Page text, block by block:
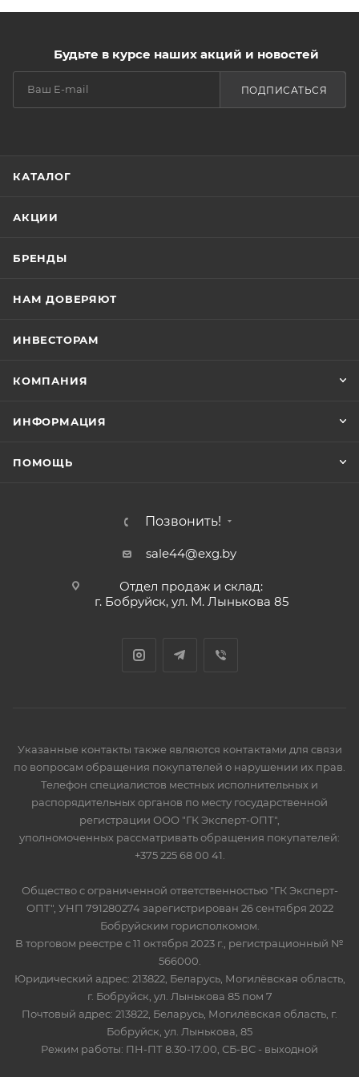
Будьте в курсе наших акций и новостей
ПОДПИСАТЬСЯ
КАТАЛОГ
АКЦИИ
БРЕНДЫ
НАМ ДОВЕРЯЮТ
ИНВЕСТОРАМ
КОМПАНИЯ
ИНФОРМАЦИЯ
ПОМОЩЬ
Позвонить!
sale44@exg.by
Отдел продаж и склад:
г. Бобруйск, ул. М. Лынькова 85
Указанные контакты также являются контактами для связи
по вопросам обращения покупателей о нарушении их прав.
Телефон специалистов местных исполнительных и
распорядительных органов по месту государственной
регистрации ООО "ГК Эксперт-ОПТ",
уполномоченных рассматривать обращения покупателей:
+375 225 68 00 41.
Общество с ограниченной ответственностью "ГК Эксперт-
ОПТ", УНП 791280274 зарегистрирован 26 сентября 2022
Бобруйским горисполкомом.
В торговом реестре с 11 октября 2023 г., регистрационный №
566000.
Юридический адрес: 213822, Беларусь, Могилёвская область,
г. Бобруйск, ул. Лынькова 85 пом 7
Почтовый адрес: 213822, Беларусь, Могилёвская область, г.
Бобруйск, ул. Лынькова, 85
Режим работы: ПН-ПТ 8.30-17.00, СБ-ВС - выходной